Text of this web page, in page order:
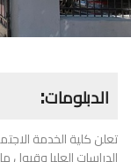
الدبلومات:
تعلن كلية الخدمة